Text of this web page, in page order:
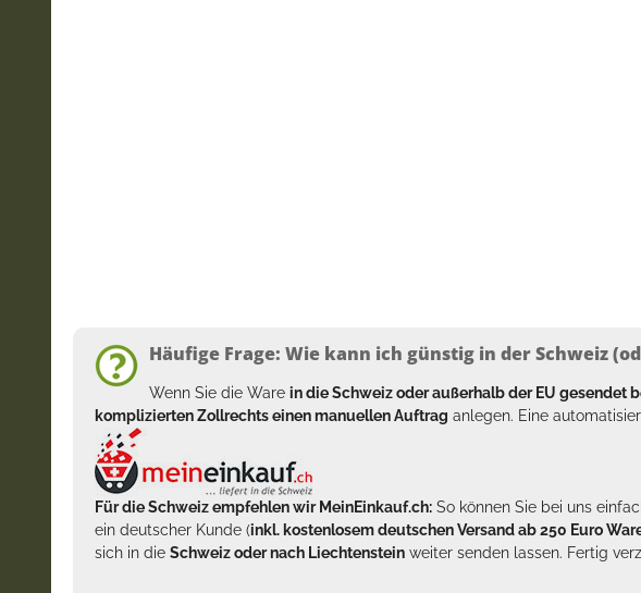
Häufige Frage: Wie kann ich günstig in der Schweiz
Wenn Sie die Ware in die Schweiz oder außerhalb der EU gesendet
komplizierten Zollrechts einen manuellen Auftrag anlegen. Eine
Für die Schweiz empfehlen wir MeinEinkauf.ch: So können Sie bei uns
ein deutscher Kunde (inkl. kostenlosem deutschen Versand ab 250 Euro
sich in die Schweiz oder nach Liechtenstein weiter senden lassen. Fertig